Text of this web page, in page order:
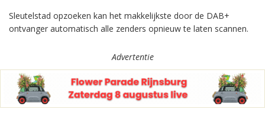
Sleutelstad opzoeken kan het makkelijkste door de DAB+
ontvanger automatisch alle zenders opnieuw te laten scannen.
Advertentie